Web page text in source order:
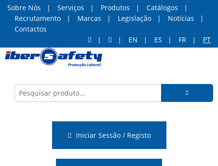
Sobre Nós Serviços Produtos
Catálogos
Recrutamento
Marcas Legislação
Notícias
Contactos
EN
ES FR PT
Iniciar Sessão / Registo